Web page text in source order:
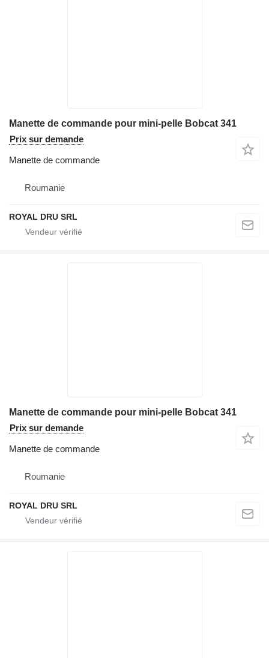
Manette de commande pour mini-pelle Bobcat 341
Prix sur demande
Manette de commande
Roumanie
ROYAL DRU SRL
Manette de commande pour mini-pelle Bobcat 341
Prix sur demande
Manette de commande
Roumanie
ROYAL DRU SRL